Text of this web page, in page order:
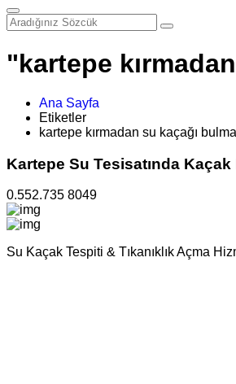
"kartepe
Ana Sayfa
Etiketler
kartepe kırmadan su kaçağı bulma
Kartepe Su Tesisatında
0.552.735 8049
Su Kaçak Tespiti & Tıkanıklık Açma